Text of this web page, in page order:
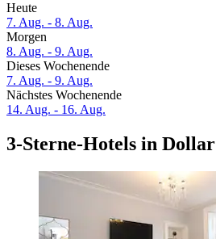
Heute
7. Aug. - 8. Aug.
Morgen
8. Aug. - 9. Aug.
Dieses Wochenende
7. Aug. - 9. Aug.
Nächstes Wochenende
14. Aug. - 16. Aug.
3-Sterne-Hotels in Dollar